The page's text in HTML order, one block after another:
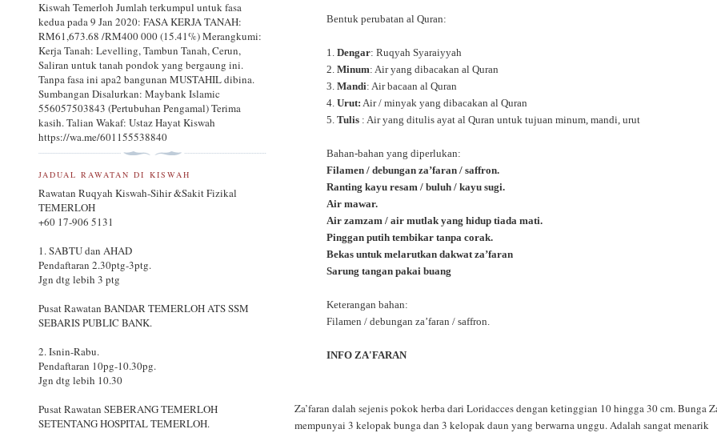
Bentuk perubatan al Quran:
1.Dengar: Ruqyah Syaraiyyah
2.Minum: Air yang dibacakan al Quran
3.Mandi: Air bacaan al Quran
4.Urut: Air / minyak yang dibacakan al Quran
5.Tulis : Air yang ditulis ayat al Quran untuk tujuan minum, mandi, urut
Bahan-bahan yang diperlukan:
Filamen / debungan za’faran / saffron.
Ranting kayu resam / buluh / kayu sugi.
Air mawar.
Air zamzam / air mutlak yang hidup tiada mati.
Pinggan putih tembikar tanpa corak.
Bekas untuk melarutkan dakwat za’faran
Sarung tangan pakai buang
Keterangan bahan:
Filamen / debungan za’faran / saffron.
INFO ZA'FARAN
Za’faran dalah sejenis pokok herba dari Loridacces dengan ketinggian 10 hingga 30 cm. Bunga
mempunyai 3 kelopak bunga dan 3 kelopak daun yang berwarna unggu. Adalah sangat menarik
Kiswah Temerloh Jumlah terkumpul untuk fasa
kedua pada 9 Jan 2020: FASA KERJA TANAH:
RM61,673.68 /RM400 000 (15.41%) Merangkumi:
Kerja Tanah: Levelling, Tambun Tanah, Cerun,
Saliran untuk tanah pondok yang bergaung ini.
Tanpa fasa ini apa2 bangunan MUSTAHIL dibina.
Sumbangan Disalurkan: Maybank Islamic
556057503843 (Pertubuhan Pengamal) Terima
kasih. Talian Wakaf: Ustaz Hayat Kiswah
https://wa.me/601155538840
JADUAL RAWATAN DI KISWAH
Rawatan Ruqyah Kiswah-Sihir &Sakit Fizikal
TEMERLOH
+60 17-906 5131
1. SABTU dan AHAD
Pendaftaran 2.30ptg-3ptg.
Jgn dtg lebih 3 ptg
Pusat Rawatan BANDAR TEMERLOH ATS SSM
SEBARIS PUBLIC BANK.
2. Isnin-Rabu.
Pendaftaran 10pg-10.30pg.
Jgn dtg lebih 10.30
Pusat Rawatan SEBERANG TEMERLOH
SETENTANG HOSPITAL TEMERLOH.